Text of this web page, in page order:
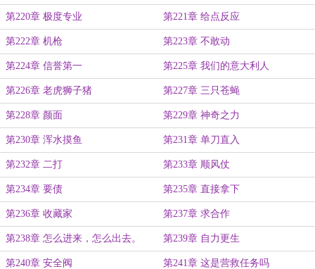
第220章 极度专业 第221章 给点反应
第222章 机枪 第223章 不敢动
第224章 信誉第一 第225章 我们的意大利人
第226章 老虎狮子猪 第227章 三只苍蝇
第228章 颜面 第229章 神奇之力
第230章 浑水摸鱼 第231章 单刀直入
第232章 二打 第233章 顺风仗
第234章 要债 第235章 直接拿下
第236章 收藏家 第237章 求合作
第238章 怎么进来，怎么出去。 第239章 自力更生
第240章 安全阀 第241章 这是营救任务吗